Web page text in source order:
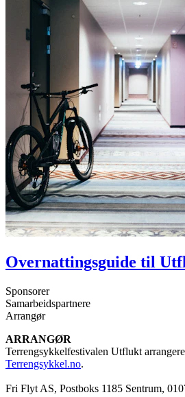
Overnattingsguide til
Sponsorer
Samarbeidspartnere
Arrangør
ARRANGØR
Terrengsykkelfestivalen Utflukt
Terrengsykkel.no.
Fri Flyt AS, Postboks 1185 Sentrum,